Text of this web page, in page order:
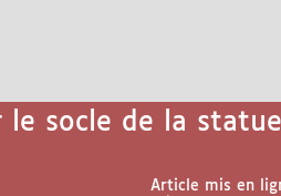
socle de la
Article mis en